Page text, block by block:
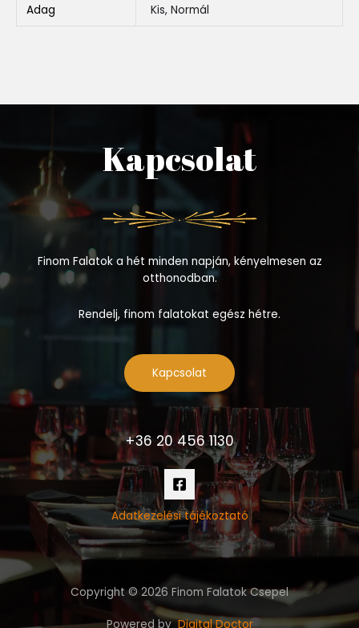
Adag Kis, Normál
Kapcsolat
Finom Falatok a hét minden napján, kényelmesen az
otthonodban.
Rendelj, finom falatokat egész hétre.
Kapcsolat
+36 20 456 1130
Adatkezelési tájékoztató
Copyright © 2026 Finom Falatok Csepel
Powered byDigital Doctor